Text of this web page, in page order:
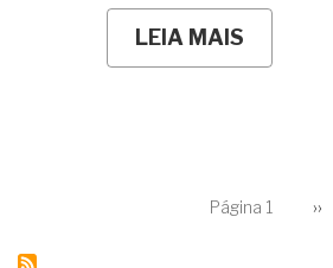
LEIA MAIS
QUAIS
UM
Página 1 ››